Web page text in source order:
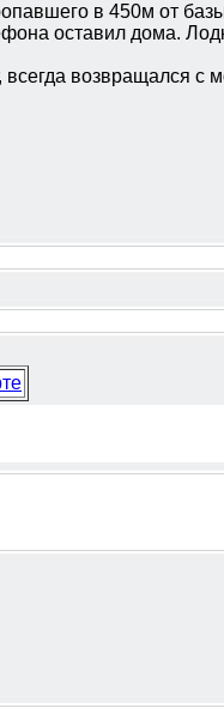
в 450м от
оставил дома.
возвращался с